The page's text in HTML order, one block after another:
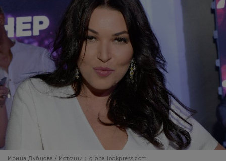
Ирина Дубцова / Источник: globallookpress.com